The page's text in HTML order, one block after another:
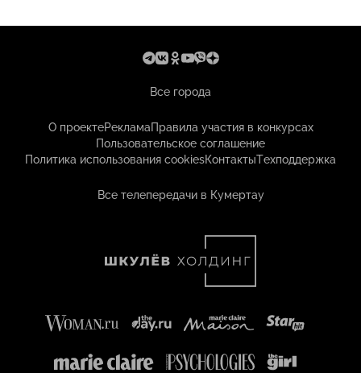
Все города
О проектеРекламаПравила участия в конкурсах
Пользовательское соглашение
Политика использования cookiesКонтактыТехподдержка
Все телепередачи в Кумертау